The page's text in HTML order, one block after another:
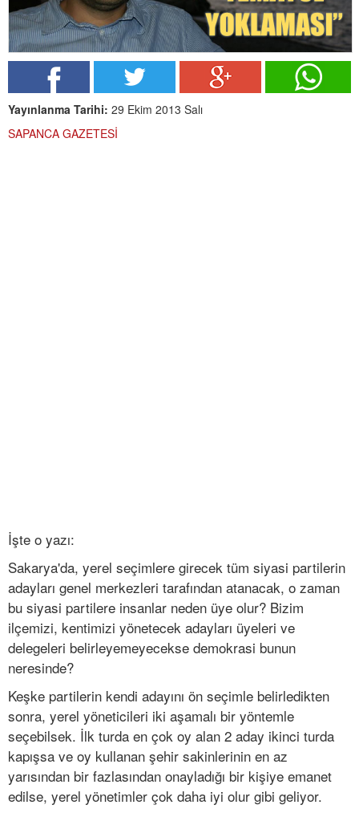
Yayınlanma Tarihi: 29 Ekim 2013 Salı
SAPANCA GAZETESİ
İşte o yazı:
Sakarya'da, yerel seçimlere girecek tüm siyasi partilerin
adayları genel merkezleri tarafından atanacak, o zaman
bu siyasi partilere insanlar neden üye olur? Bizim
ilçemizi, kentimizi yönetecek adayları üyeleri ve
delegeleri belirleyemeyecekse demokrasi bunun
neresinde?
Keşke partilerin kendi adayını ön seçimle belirledikten
sonra, yerel yöneticileri iki aşamalı bir yöntemle
seçebilsek. İlk turda en çok oy alan 2 aday ikinci turda
kapışsa ve oy kullanan şehir sakinlerinin en az
yarısından bir fazlasından onayladığı bir kişiye emanet
edilse, yerel yönetimler çok daha iyi olur gibi geliyor.